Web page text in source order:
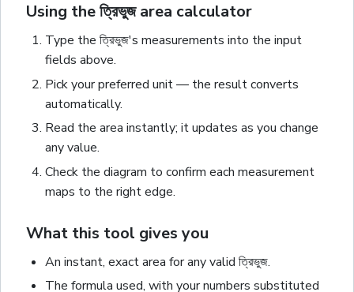
Using the ত্রিভুজ area calculator
Type the ত্রিভুজ's measurements into the input
fields above.
Pick your preferred unit — the result converts
automatically.
Read the area instantly; it updates as you change
any value.
Check the diagram to confirm each measurement
maps to the right edge.
What this tool gives you
An instant, exactarea for any valid ত্রিভুজ.
The formula used, with your numbers substituted